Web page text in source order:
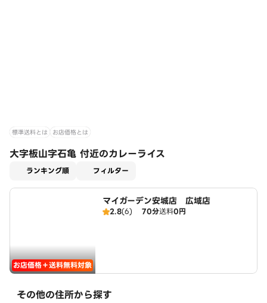
標準送料とは お店価格とは
大字板山字石亀 付近のカレーライス
ランキング順 フィルター
お店価格＋送料無料対象
マイガーデン安城店 広域店
2.8(6) 70分送料0円
その他の住所から探す